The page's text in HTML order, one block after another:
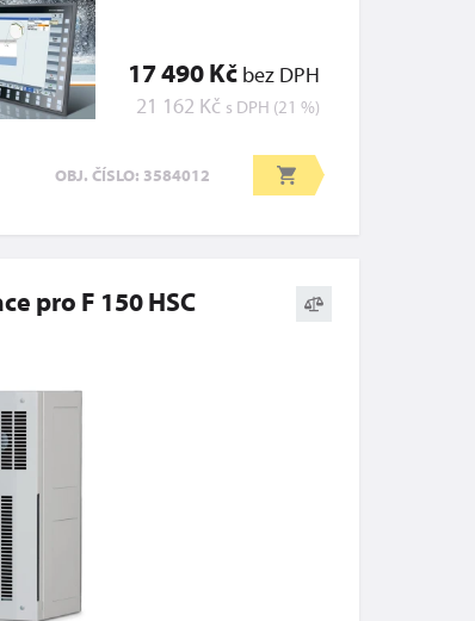
17 490 Kč bez DPH
21 162 Kč s DPH (21 %)
OBJ. ČÍSLO: 3584012
pro F 150 HSC